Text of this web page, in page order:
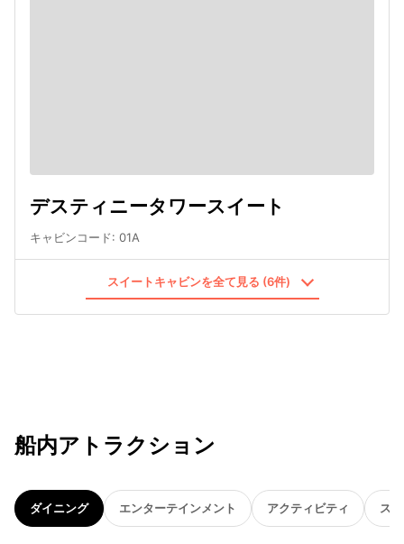
デスティニータワースイート
キャビンコード: 01A
スイートキャビンを全て見る (6件)
船内アトラクション
ダイニング エンターテインメント アクティビティ ス